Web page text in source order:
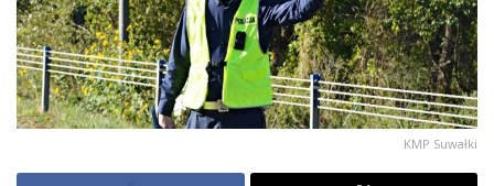
KMP Suwałki